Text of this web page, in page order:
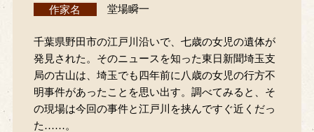
作家名
堂場瞬一
千葉県野田市の江戸川沿いで、七歳の女児の遺体が
発見された。そのニュースを知った東日新聞埼玉支
局の古山は、埼玉でも四年前に八歳の女児の行方不
明事件があったことを思い出す。調べてみると、そ
の現場は今回の事件と江戸川を挟んですぐ近くだっ
た……。